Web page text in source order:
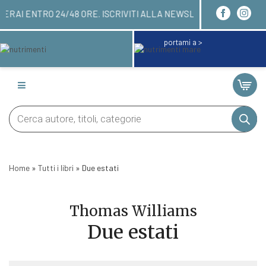
LI RICEVERAI ENTRO 24/48 ORE. ISCRIVITI
portami a >
Products
search
Home » Tutti i libri » Due estati
Thomas Williams
Due estati